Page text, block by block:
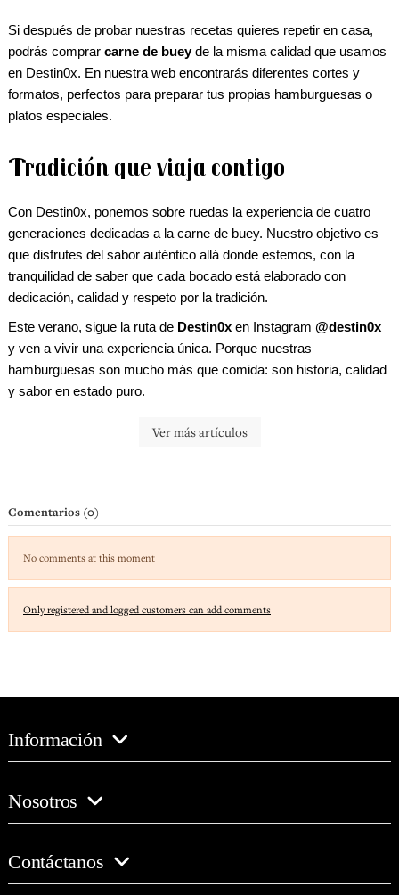
Si después de probar nuestras recetas quieres repetir en casa,
podrás comprar carne de bueyde la misma calidad que usamos
en Destin0x. En nuestra web encontrarás diferentes cortes y
formatos, perfectos para preparar tus propias hamburguesas o
platos especiales.
Tradición que viaja contigo
Con Destin0x, ponemos sobre ruedas la experiencia de cuatro
generaciones dedicadas a la carne de buey. Nuestro objetivo es
que disfrutes del sabor auténtico allá donde estemos, con la
tranquilidad de saber que cada bocado está elaborado con
dedicación, calidad y respeto por la tradición.
Este verano, sigue la ruta de Destin0x en Instagram @destin0x
y ven a vivir una experiencia única. Porque nuestras
hamburguesas son mucho más que comida: son historia, calidad
y sabor en estado puro.
Ver más artículos
Comentarios (0)
No comments at this moment
Only registered and logged customers can add comments
Información
Nosotros
Contáctanos